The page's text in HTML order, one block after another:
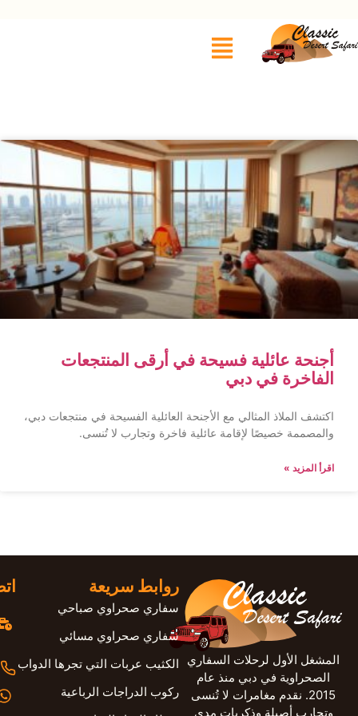
أجنحة عائلية فسيحة في أرقى المنتجعات
الفاخرة في دبي
اكتشف الملاذ المثالي مع الأجنحة العائلية الفسيحة في منتجعات دبي،
والمصممة خصيصًا لإقامة عائلية فاخرة وتجارب لا تُنسى.
اقرأ المزيد »
المشغل الأول لرحلات السفاري
الصحراوية في دبي منذ عام
2015. نقدم مغامرات لا تُنسى
وتجارب أصيلة وذكريات مدى
روابط سريعة
سفاري صحراوي صباحي
سفاري صحراوي مسائي
الكثيب عربات التي تجرها الدواب
ركوب الدراجات الرباعية